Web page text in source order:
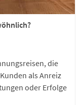
die
als Anreiz
oder Erfolge